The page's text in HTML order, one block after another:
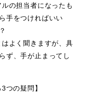
の担当者になったも
手をつければいい
はよく聞きますが、具
ず、手が止まってし
つの疑問】